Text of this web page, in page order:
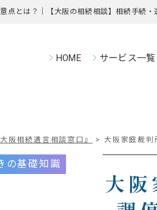
点とは？｜【大阪の相続相談】相続手続・
HOME サービス一覧
阪相続遺言相談窓口』 > 大阪家庭裁判
の基礎知識
大